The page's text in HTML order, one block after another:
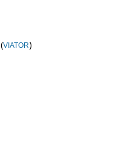
(VIATOR)